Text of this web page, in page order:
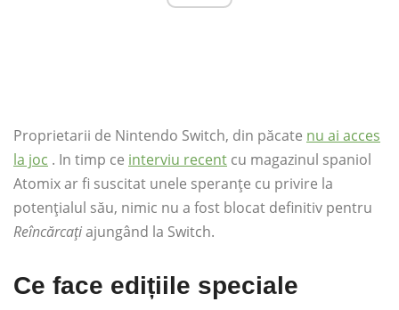
Proprietarii de Nintendo Switch, din păcate nu ai acces
la joc . In timp ce interviu recent cu magazinul spaniol
Atomix ar fi suscitat unele speranțe cu privire la
potențialul său, nimic nu a fost blocat definitiv pentru
Reîncărcațiajungând la Switch.
Ce face edițiile speciale